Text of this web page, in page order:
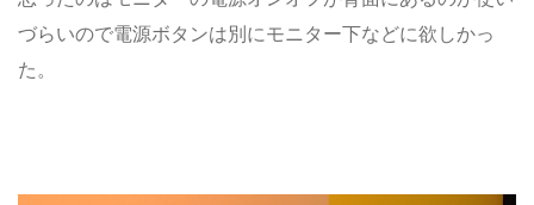
づらいので電源ボタンは別にモニター下などに欲しかっ
た。